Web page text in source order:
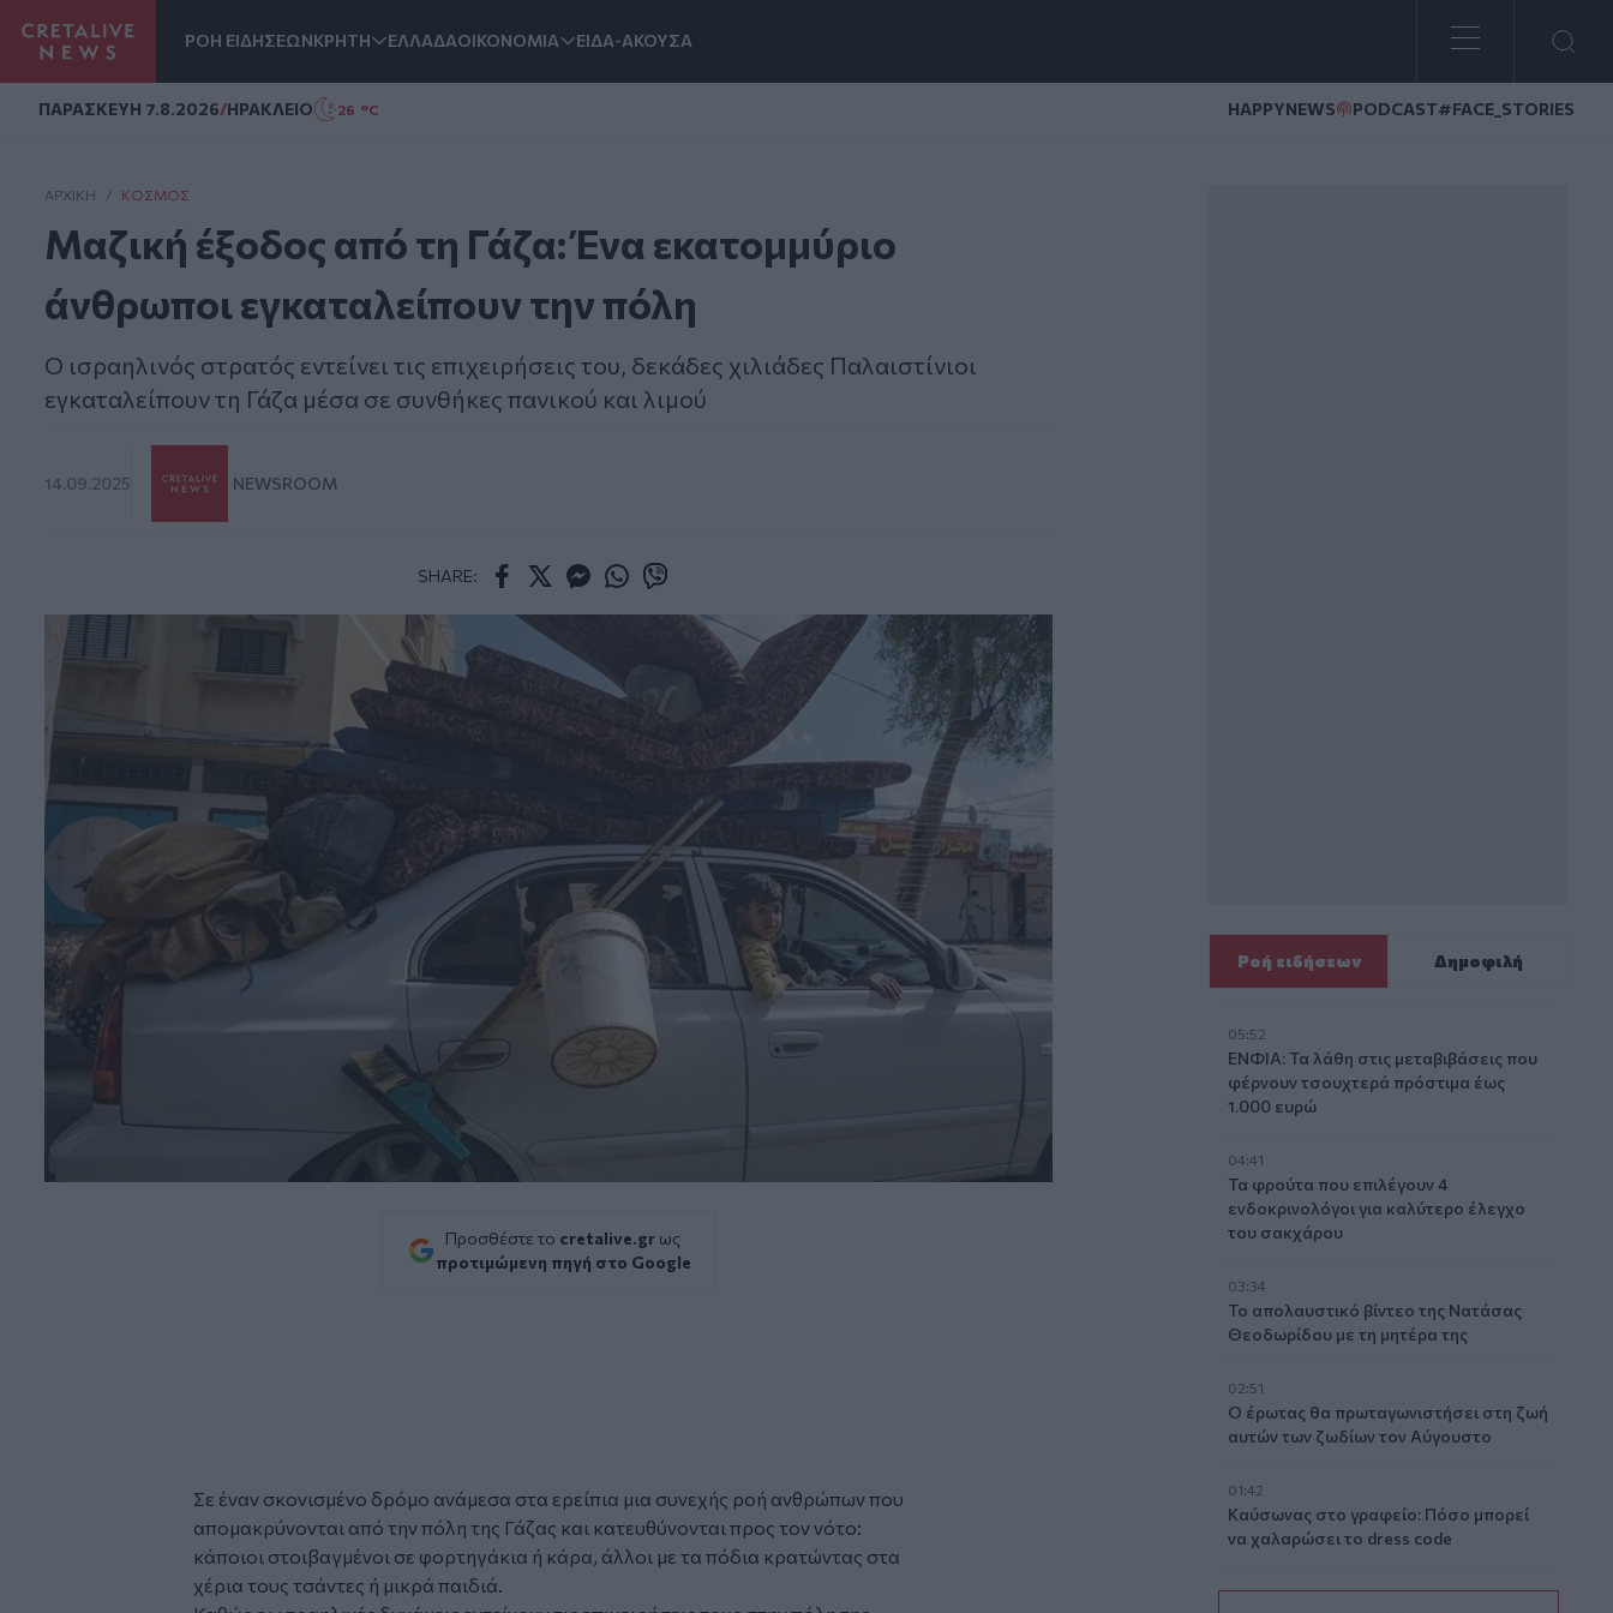
ΡΟΗ ΕΙΔΗΣΕΩΝΚΡΗΤΗ ΕΛΛΑΔΑΟΙΚΟΝΟΜΙΑ ΕΙΔΑ-ΑΚΟΥΣΑ
ΠΑΡΑΣΚΕΥΗ 7.8.2026/ΗΡΑΚΛΕΙΟ 26 °C HAPPYNEWS PODCAST#FACE_STORIES
ΑΡΧΙΚΗ / ΚΌΣΜΟΣ
Μαζική έξοδος από τη Γάζα: Ένα εκατομμύριο
άνθρωποι εγκαταλείπουν την πόλη
O ισραηλινός στρατός εντείνει τις επιχειρήσεις του, δεκάδες χιλιάδες Παλαιστίνιοι
εγκαταλείπουν τη Γάζα μέσα σε συνθήκες πανικού και λιμού
14.09.2025 NEWSROOM
SHARE:
Προσθέστε το cretalive.gr ως
προτιμώμενη πηγή στο Google
Σε έναν σκονισμένο δρόμο ανάμεσα στα ερείπια μια συνεχής ροή ανθρώπων που
απομακρύνονται από την πόλη της Γάζας και κατευθύνονται προς τον νότο:
κάποιοι στοιβαγμένοι σε φορτηγάκια ή κάρα, άλλοι με τα πόδια κρατώντας στα
χέρια τους τσάντες ή μικρά παιδιά.
Ροή ειδήσεων Δημοφιλή
05:52
ΕΝΦΙΑ: Τα λάθη στις μεταβιβάσεις που
φέρνουν τσουχτερά πρόστιμα έως
1.000 ευρώ
04:41
Τα φρούτα που επιλέγουν 4
ενδοκρινολόγοι για καλύτερο έλεγχο
του σακχάρου
03:34
Το απολαυστικό βίντεο της Νατάσας
Θεοδωρίδου με τη μητέρα της
02:51
Ο έρωτας θα πρωταγωνιστήσει στη ζωή
αυτών των ζωδίων τον Αύγουστο
01:42
Καύσωνας στο γραφείο: Πόσο μπορεί
να χαλαρώσει το dress code
00:31